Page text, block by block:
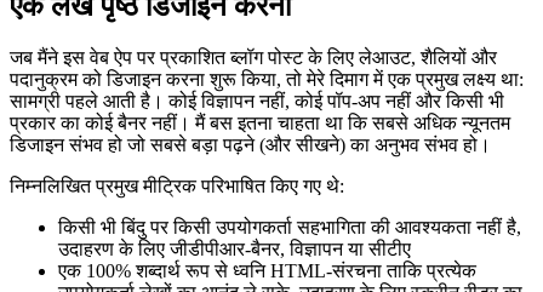
एक लेख पृष्ठ डिजाइन करना
जब मैंने इस वेब ऐप पर प्रकाशित ब्लॉग पोस्ट के लिए लेआउट, शैलियों और
पदानुक्रम को डिजाइन करना शुरू किया, तो मेरे दिमाग में एक प्रमुख लक्ष्य था:
सामग्री पहले आती है। कोई विज्ञापन नहीं, कोई पॉप-अप नहीं और किसी भी
प्रकार का कोई बैनर नहीं। मैं बस इतना चाहता था कि सबसे अधिक न्यूनतम
डिजाइन संभव हो जो सबसे बड़ा पढ़ने (और सीखने) का अनुभव संभव हो।
निम्नलिखित प्रमुख मीट्रिक परिभाषित किए गए थे: